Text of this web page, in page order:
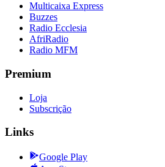
Multicaixa Express
Buzzes
Radio Ecclesia
AfriRadio
Radio MFM
Premium
Loja
Subscrição
Links
Google Play